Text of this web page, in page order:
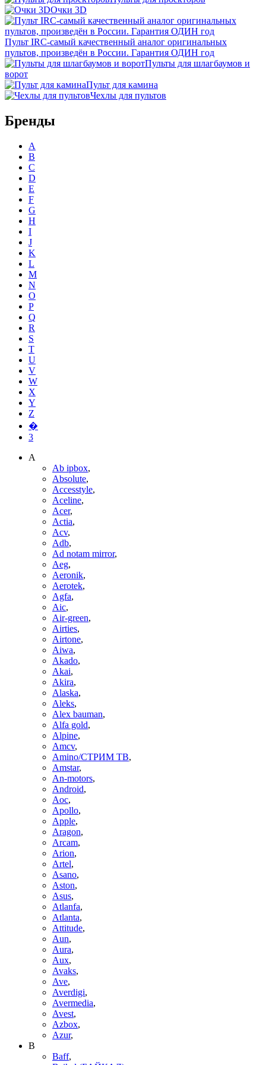
Очки 3D
Пульт IRC-самый качественный аналог оригинальных
пультов, произведён в России. Гарантия ОДИН год
Пульты для шлагбаумов и
ворот
Пульт для камина
Чехлы для пультов
Бренды
A
B
C
D
E
F
G
H
I
J
K
L
M
N
O
P
Q
R
S
T
U
V
W
X
Y
Z
�
3
A
Ab ipbox,
Absolute,
Accesstyle,
Aceline,
Acer,
Actia,
Acv,
Adb,
Ad notam mirror,
Aeg,
Aeronik,
Aerotek,
Agfa,
Aic,
Air-green,
Airties,
Airtone,
Aiwa,
Akado,
Akai,
Akira,
Alaska,
Aleks,
Alex bauman,
Alfa gold,
Alpine,
Amcv,
Amino/СТРИМ ТВ,
Amstar,
An-motors,
Android,
Aoc,
Apollo,
Apple,
Aragon,
Arcam,
Arion,
Artel,
Asano,
Aston,
Asus,
Atlanfa,
Atlanta,
Attitude,
Aun,
Aura,
Aux,
Avaks,
Ave,
Averdigi,
Avermedia,
Avest,
Azbox,
Azur,
B
Baff,